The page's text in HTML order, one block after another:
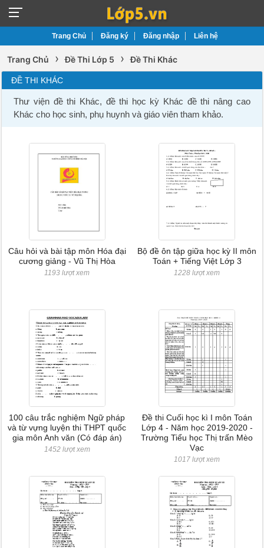
Trang Chủ Đăng ký Đăng nhập Liên hệ
Trang Chủ › Đề Thi Lớp 5 › Đề Thi Khác
ĐỀ THI KHÁC
Thư viện đề thi Khác, đề thi học kỳ Khác đề thi nâng cao
Khác cho học sinh, phụ huynh và giáo viên tham khảo.
Câu hỏi và bài tập môn Hóa đại
cương giảng - Vũ Thị Hòa
1193 lượt xem
Bộ đề ôn tập giữa học kỳ II môn
Toán + Tiếng Việt Lớp 3
1228 lượt xem
100 câu trắc nghiệm Ngữ pháp
và từ vựng luyện thi THPT quốc
gia môn Anh văn (Có đáp án)
1452 lượt xem
Đề thi Cuối học kì I môn Toán
Lớp 4 - Năm học 2019-2020 -
Trường Tiểu học Thị trấn Mèo
Vạc
1017 lượt xem